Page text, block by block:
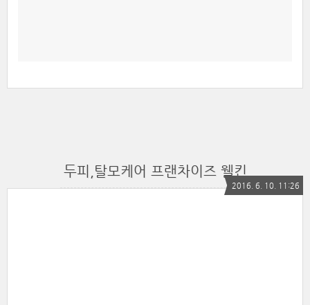
두피,탈모케어 프랜차이즈 웰킨
2016. 6. 10. 11:26